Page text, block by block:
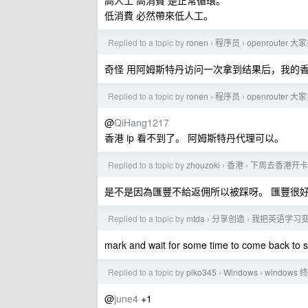
低消費 必然帶來低人工。
Replied to a topic by ronen › 程序员 › openrouter 大
奇怪 用阿姆斯特丹访问一次拿到结果后，我的
Replied to a topic by ronen › 程序员 › openrouter 大
@QiHang1217
香港 ip 看不到了。 阿姆斯特丹代理可以。
Replied to a topic byzhouzoki › 香港 › 下周去香港开
是不是因為匯豐不給返佣所以被踩呀。 匯豐很
Replied to a topic by mtda › 分享创造 › 我把英语学习
mark and wait for some time to come back to
Replied to a topic byplko345 › Windows › windows
@june4 +1